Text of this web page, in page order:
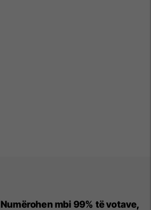
Numërohen mbi 99% të votave,